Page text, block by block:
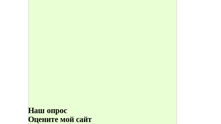
Наш опрос
Оцените мой сайт